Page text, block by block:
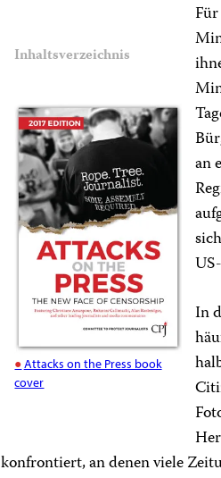
Inhaltsverzeichnis
Attacks on the Press book
cover
an
In
konfrontiert, an denen viele